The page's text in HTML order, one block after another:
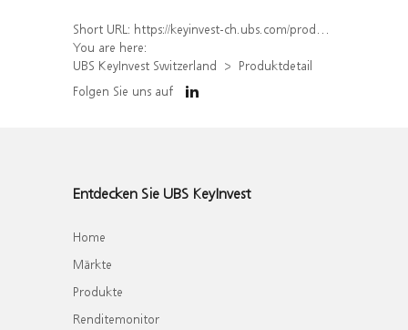
Short URL: https://keyinvest-ch.ubs.com/produkt/detail/index/isin/CH1567418632
You are here:
UBS KeyInvest Switzerland
Produktdetail
Folgen Sie uns auf
Entdecken Sie UBS KeyInvest
Home
Märkte
Produkte
Renditemonitor